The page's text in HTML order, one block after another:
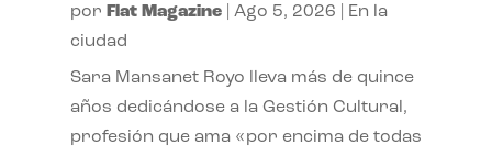
por Flat Magazine| Ago 5, 2026
En la
ciudad
Sara Mansanet Royo lleva más de quince
años dedicándose a la Gestión Cultural,
profesión que ama «por encima de todas